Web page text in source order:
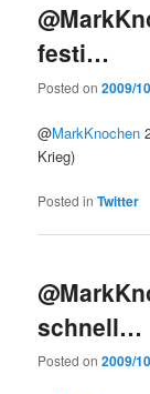
festi…
Posted on2009/
@MarkKnochen
Krieg)
Posted in Twitter
schnell…
Posted on2009/